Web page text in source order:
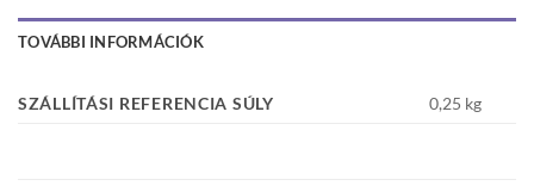
TOVÁBBI INFORMÁCIÓK
SZÁLLÍTÁSI REFERENCIA SÚLY 0,25 kg